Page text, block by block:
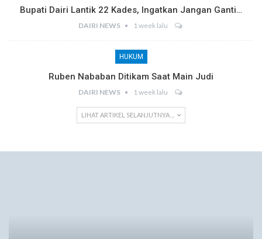
Bupati Dairi Lantik 22 Kades, Ingatkan Jangan Ganti…
DAIRI NEWS 1 week lalu
HUKUM
Ruben Nababan Ditikam Saat Main Judi
DAIRI NEWS 1 week lalu
LIHAT ARTIKEL SELANJUTNYA ...